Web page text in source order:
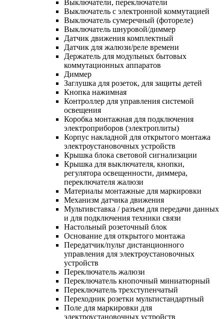
Выключатели, переключатели
Выключатель с электронной коммутацией
Выключатель сумеречный (фотореле)
Выключатель шнуровой/диммер
Датчик движения комплектный
Датчик для жалюзи/реле времени
Держатель для модульных бытовых
коммутационных аппаратов
Диммер
Заглушка для розеток, для защиты детей
Кнопка нажимная
Контроллер для управления системой
освещения
Коробка монтажная для подключения
электроприборов (электроплиты)
Корпус накладной для открытого монтажа
электроустановочных устройств
Крышка блока световой сигнализации
Крышка для выключателя, кнопки,
регулятора освещенности, диммера,
переключателя жалюзи
Материалы монтажные для маркировки
Механизм датчика движения
Мультивставка / разъем для передачи данных
и для подключения техники связи
Настольный розеточный блок
Основание для открытого монтажа
Передатчик/пульт дистанционного
управления для электроустановочных
устройств
Переключатель жалюзи
Переключатель кнопочный миниатюрный
Переключатель трехступенчатый
Переходник розетки мультистандартный
Поле для маркировки для
электроустановочных устройств